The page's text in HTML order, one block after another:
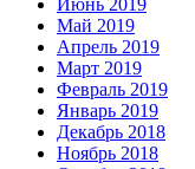
Июнь 2019
Май 2019
Апрель 2019
Март 2019
Февраль 2019
Январь 2019
Декабрь 2018
Ноябрь 2018